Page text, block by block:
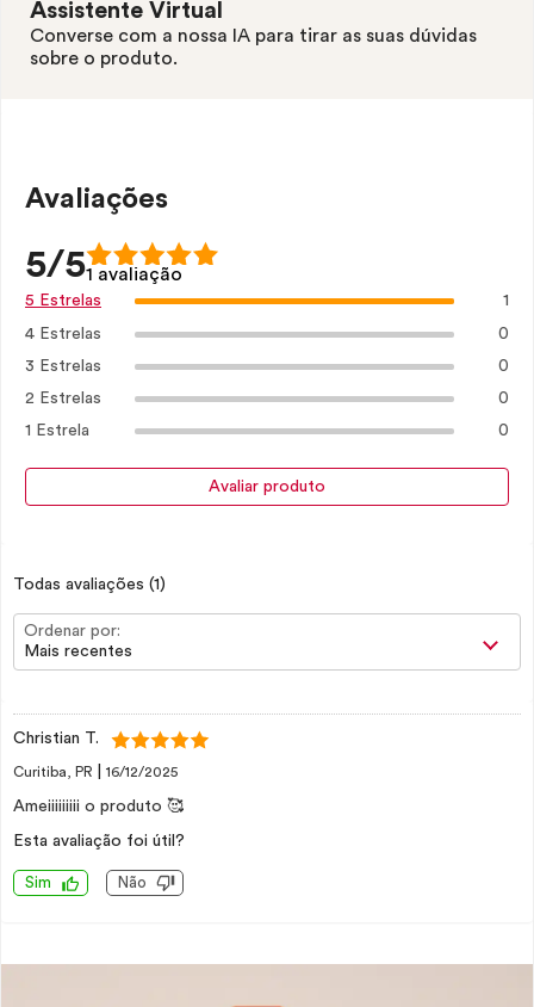
Assistente Virtual
Converse com a nossa IA para tirar as suas dúvidas
sobre o produto.
Avaliações
5/51 avaliação
5 Estrelas 1
4 Estrelas
0
3 Estrelas
0
2 Estrelas
0
1 Estrela
0
Avaliar produto
Todas avaliações (1)
Ordenar por:
Mais recentes
Christian T.
Curitiba, PR 16/12/2025
Ameiiiiiiiii o produto 🥰
Esta avaliação foi útil?
Sim Não